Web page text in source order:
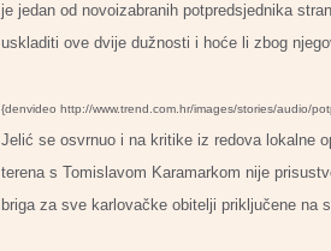
je jedan od novoizabranih potpredsjednika
uskladiti ove dvije dužnosti i hoće li zbog
{denvideo http://www.trend.com.hr/images/stories/audio/
Jelić se osvrnuo i na kritike iz redova lokalne
terena s Tomislavom Karamarkom nije
briga za sve karlovačke obitelji priključene na